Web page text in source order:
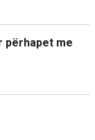
përhapet me